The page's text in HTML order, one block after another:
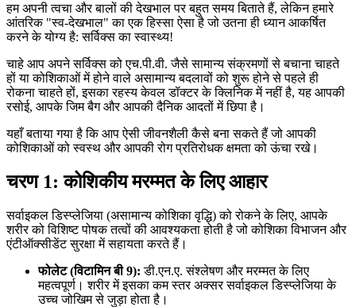
हम अपनी त्वचा और बालों की देखभाल पर बहुत समय बिताते हैं, लेकिन हमारे
आंतरिक "स्व-देखभाल" का एक हिस्सा ऐसा है जो उतना ही ध्यान आकर्षित
करने के योग्य है: सर्विक्स का स्वास्थ्य!
चाहे आप अपने सर्विक्स को एच.पी.वी. जैसे सामान्य संक्रमणों से बचाना चाहते
हों या कोशिकाओं में होने वाले असामान्य बदलावों को शुरू होने से पहले ही
रोकना चाहते हों, इसका रहस्य केवल डॉक्टर के क्लिनिक में नहीं है, यह आपकी
रसोई, आपके जिम बैग और आपकी दैनिक आदतों में छिपा है।
यहाँ बताया गया है कि आप ऐसी जीवनशैली कैसे बना सकते हैं जो आपकी
कोशिकाओं को स्वस्थ और आपकी रोग प्रतिरोधक क्षमता को ऊंचा रखे।
चरण 1: कोशिकीय मरम्मत के लिए आहार
सर्वाइकल डिस्प्लेजिया (असामान्य कोशिका वृद्धि) को रोकने के लिए, आपके
शरीर को विशिष्ट पोषक तत्वों की आवश्यकता होती है जो कोशिका विभाजन और
एंटीऑक्सीडेंट सुरक्षा में सहायता करते हैं।
फोलेट (विटामिन बी 9): डी.एन.ए. संश्लेषण और मरम्मत के लिए
महत्वपूर्ण। शरीर में इसका कम स्तर अक्सर सर्वाइकल डिस्प्लेजिया के
उच्च जोखिम से जुड़ा होता है।